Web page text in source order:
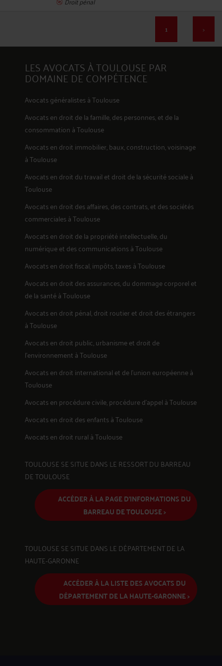
1 >
LES AVOCATS À TOULOUSE PAR
DOMAINE DE COMPÉTENCE
Avocats généralistes à Toulouse
Avocats en droit de la famille, des personnes, et de la
consommation à Toulouse
Avocats en droit immobilier, baux, construction, voisinage
à Toulouse
Avocats en droit du travail et droit de la sécurité socialeà
Toulouse
Avocats en droit des affaires, des contrats, et des sociétés
commercialesà Toulouse
Avocats en droit de la propriété intellectuelle, du
numérique et des communicationsà Toulouse
Avocats en droit fiscal, impôts, taxesà Toulouse
Avocats en droit des assurances, du dommage corporel et
de la santéà Toulouse
Avocats en droit pénal, droit routier et droit des étrangers
à Toulouse
Avocats en droit public, urbanisme et droit de
l'environnement à Toulouse
Avocats en droit international et de l'union européenneà
Toulouse
Avocats en procédure civile, procédure d'appel à Toulouse
Avocats en droit des enfantsà Toulouse
Avocats en droit rural à Toulouse
TOULOUSE SE SITUE DANS LE RESSORT DU BARREAU
DE TOULOUSE
ACCÉDER À LA PAGE D'INFORMATIONS DU
BARREAU DE TOULOUSE >
TOULOUSE SE SITUE DANS LE DÉPARTEMENT DE LA
HAUTE-GARONNE
ACCÉDER À LA LISTE DES AVOCATS DU
DÉPARTEMENT DE LA HAUTE-GARONNE >